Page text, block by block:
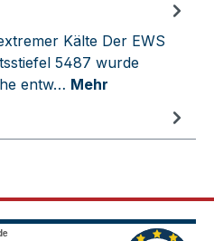
Kälte Der EWS
5487 wurde
entw… Mehr